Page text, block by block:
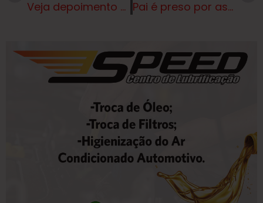
Veja depoimento de garota de programa sobre homem morto durante sexo. Vídeo Pai é preso por assediar sexualmente filha de 17 anos em Campo Grande